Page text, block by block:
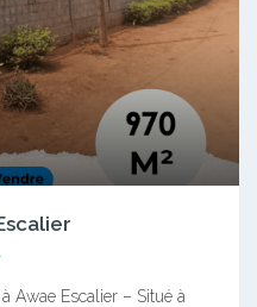
Awae Escalier – Situé à